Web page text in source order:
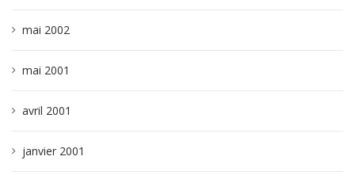
mai 2002
mai 2001
avril 2001
janvier 2001